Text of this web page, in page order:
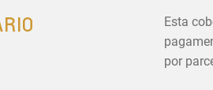
Esta
por